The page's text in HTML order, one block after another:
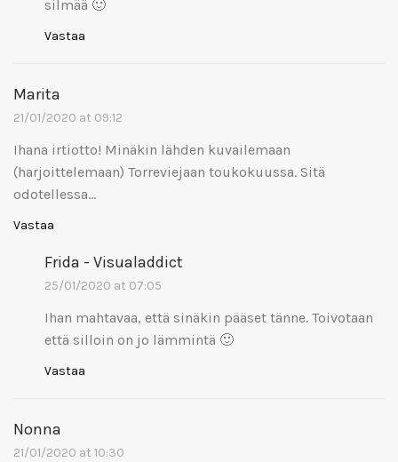
silmää 🙂
Vastaa
Marita
21/01/2020 at 09:12
Ihana irtiotto! Minäkin lähden kuvailemaan
(harjoittelemaan) Torreviejaan toukokuussa. Sitä
odotellessa…
Vastaa
Frida - Visualaddict
25/01/2020 at 07:05
Ihan mahtavaa, että sinäkin pääset tänne. Toivotaan
että silloin on jo lämmintä 🙂
Vastaa
Nonna
21/01/2020 at 10:30